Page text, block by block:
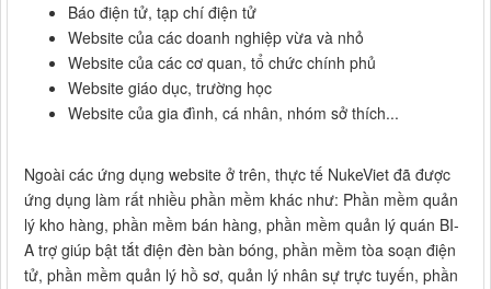
Báo điện tử, tạp chí điện tử
Website của các doanh nghiệp vừa và nhỏ
Website của các cơ quan, tổ chức chính phủ
Website giáo dục, trường học
Website của gia đình, cá nhân, nhóm sở thích...
Ngoài các ứng dụng website ở trên, thực tế NukeViet đã được
ứng dụng làm rất nhiều phần mềm khác như: Phần mềm quản
lý kho hàng, phần mềm bán hàng, phần mềm quản lý quán BI-
A trợ giúp bật tắt điện đèn bàn bóng, phần mềm tòa soạn điện
tử, phần mềm quản lý hồ sơ, quản lý nhân sự trực tuyến, phần